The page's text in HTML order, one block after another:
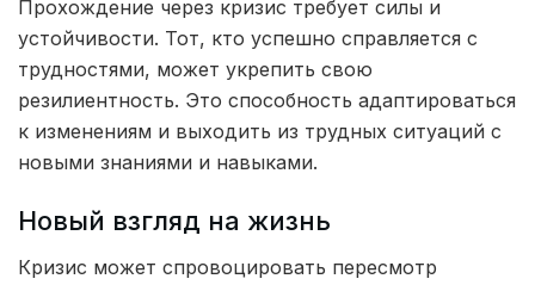
Прохождение через кризис требует силы и
устойчивости. Тот, кто успешно справляется с
трудностями, может укрепить свою
резилиентность. Это способность адаптироваться
к изменениям и выходить из трудных ситуаций с
новыми знаниями и навыками.
Новый взгляд на жизнь
Кризис может спровоцировать пересмотр